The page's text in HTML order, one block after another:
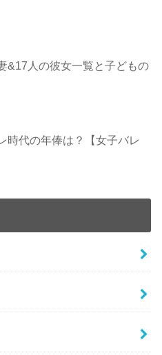
&17人の彼女一覧と子どもの
時代の年俸は？【女子バレ